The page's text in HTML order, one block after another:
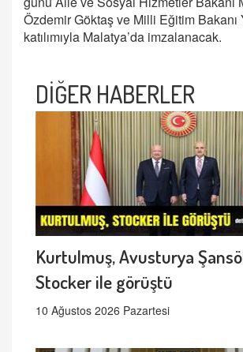
Özdemir Göktaş ve Milli Eğitim Bakanı
katılımıyla Malatya’da imzalanacak.
DİĞER HABERLER
Kurtulmuş, Avusturya
Stocker ile görüştü
10 Ağustos 2026 Pazartesi